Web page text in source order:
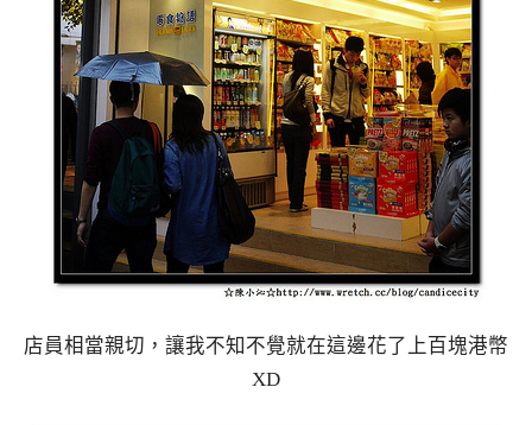
店員相當親切，讓我不知不覺就在這邊花了上百塊港幣
XD